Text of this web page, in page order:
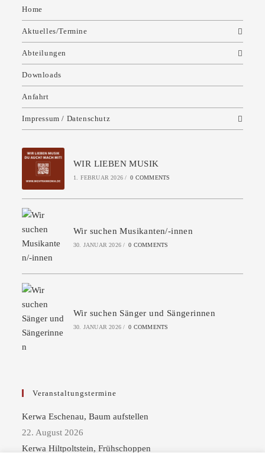
Home
Aktuelles/Termine
Abteilungen
Downloads
Anfahrt
Impressum / Datenschutz
WIR LIEBEN MUSIK
1. FEBRUAR 2026 / 0 COMMENTS
Wir suchen Musikanten/-innen
30. JANUAR 2026 / 0 COMMENTS
Wir suchen Sänger und Sängerinnen
30. JANUAR 2026 / 0 COMMENTS
Veranstaltungstermine
Kerwa Eschenau, Baum aufstellen
22. August 2026
Kerwa Hiltpoltstein, Frühschoppen